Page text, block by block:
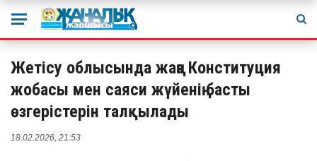
Жетісу облысында жаңа Конституция
жобасы мен саяси жүйенің басты
өзгерістерін талқылады
18.02.2026, 21:53